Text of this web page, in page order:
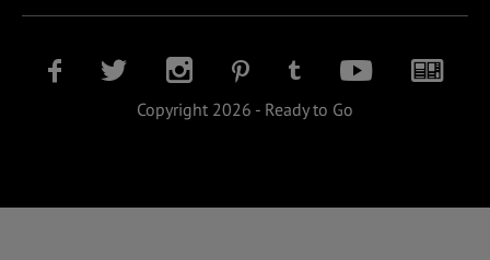
Copyright 2026 - Ready to Go